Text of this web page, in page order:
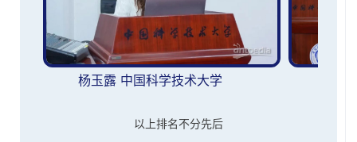
杨玉露 中国科学技术大学
以上排名不分先后